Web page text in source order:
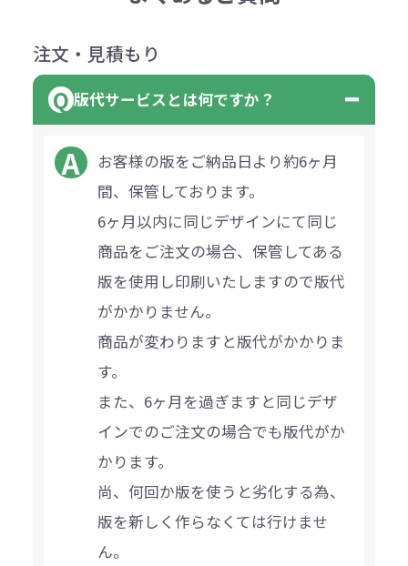
注文・見積もり
版代サービスとは何ですか？
お客様の版をご納品日より約6ヶ月
間、保管しております。
6ヶ月以内に同じデザインにて同じ
商品をご注文の場合、保管してある
版を使用し印刷いたしますので版代
がかかりません。
商品が変わりますと版代がかかりま
す。
また、6ヶ月を過ぎますと同じデザ
インでのご注文の場合でも版代がか
かります。
尚、何回か版を使うと劣化する為、
版を新しく作らなくては行けませ
ん。